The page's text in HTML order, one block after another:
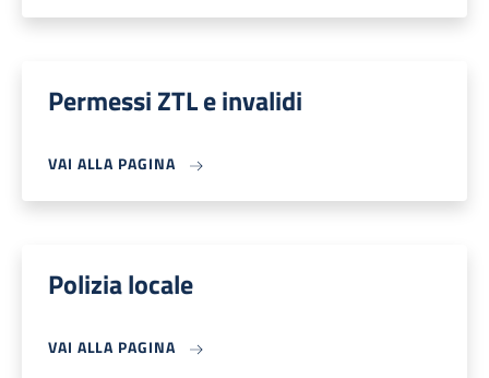
Permessi ZTL e invalidi
VAI ALLA PAGINA
Polizia locale
VAI ALLA PAGINA